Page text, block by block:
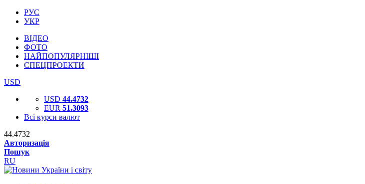
РУС
УКР
ВІДЕО
ФОТО
НАЙПОПУЛЯРНІШІ
СПЕЦПРОЕКТИ
USD
USD 44.4732
EUR 51.3093
Всі курси валют
44.4732
Авторизація
Пошук
RU